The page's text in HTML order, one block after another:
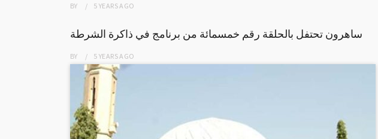
BY 5 YEARSAGO
ساهرون تحتفل بالحلقة رقم خمسمائة من برنامج في ذاكرة الشرطة
BY 5 YEARSAGO